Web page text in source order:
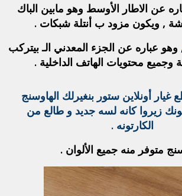
عن الاطار الأوسط وهو مابين الباك
, ويكون مزود ب أنتلة شبكات .
وهو عباره عن الجزء المعدني الـ بيتركب
وجميع محتويات الهاتف الداخلية .
أونلاين ستور بنغيرلك الهاوسنج
زيروا كانه لسه جديد و طالع من
الكارتونه .
متوفر منه جميع الألوان .